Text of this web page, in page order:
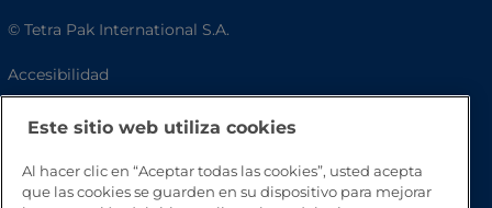
© Tetra Pak International S.A.
Accesibilidad
Preguntas frecuentes
Este sitio web utiliza cookies
Al hacer clic en “Aceptar todas las cookies”, usted acepta
que las cookies se guarden en su dispositivo para mejorar